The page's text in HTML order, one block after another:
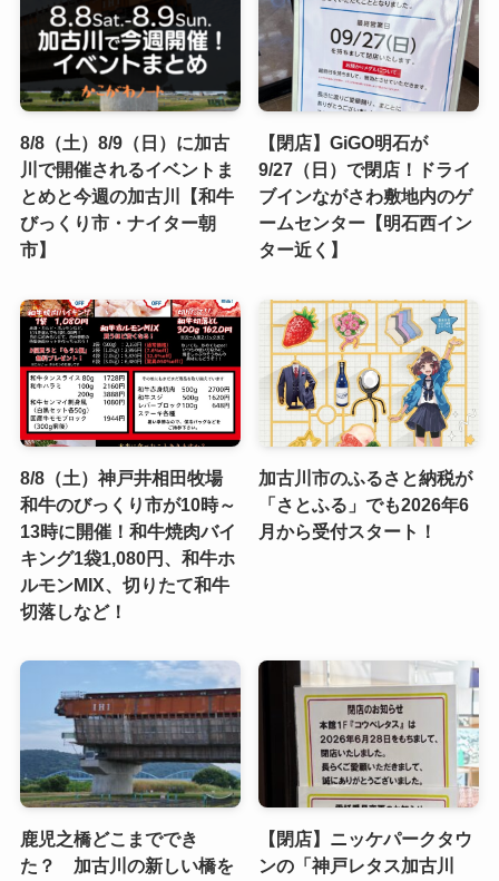
8/8（土）8/9（日）に加古
川で開催されるイベントま
とめと今週の加古川【和牛
びっくり市・ナイター朝
市】
【閉店】GiGO明石が
9/27（日）で閉店！ドライ
ブインながさわ敷地内のゲ
ームセンター【明石西イン
ター近く】
8/8（土）神戸井相田牧場
和牛のびっくり市が10時～
13時に開催！和牛焼肉バイ
キング1袋1,080円、和牛ホ
ルモンMIX、切りたて和牛
切落しなど！
加古川市のふるさと納税が
「さとふる」でも2026年6
月から受付スタート！
鹿児之橋どこまででき
た？ 加古川の新しい橋を
【閉店】ニッケパークタウ
ンの「神戸レタス加古川